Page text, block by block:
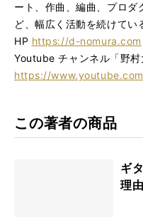
ート、作曲、編曲、プロダ
ど、幅広く活動を続けてい
HP https://d-nomura.com
Youtube チャンネル「野村
https://
この著者の商品
ギ
理